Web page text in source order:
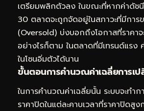
เตรียมพลิกตัวลง ในขณะที่หากค่าดัช
30 ตลาดจะถูกจัดอยู่ในสภาวะที่มีการ
(Oversold) บ่งบอกถึงโอกาสที่ราคา
อย่างไรก็ตาม ในตลาดที่มีเทรนด์แรง
ในโซนอิ่มตัวได้นาน
ขั้นตอนการคำนวณค่าเฉลี่ยการเ
ในการคำนวณค่าเฉลี่ยนั้น ระบบจะทำ
ราคาปิดในแต่ละคาบเวลาที่ราคาปิดสู